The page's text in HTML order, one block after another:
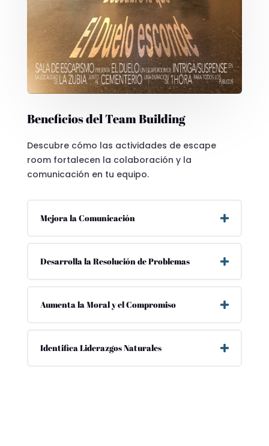
Beneficios del Team Building
Descubre cómo las actividades de escape
room fortalecen la colaboración y la
comunicación en tu equipo.
Mejora la Comunicación
Desarrolla la Resolución de Problemas
Aumenta la Moral y el Compromiso
Identifica Liderazgos Naturales